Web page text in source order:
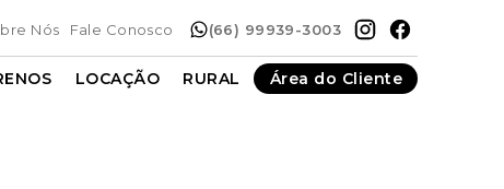
Nós Fale Conosco (66) 99939-3003
LOCAÇÃO RURAL Área do Cliente